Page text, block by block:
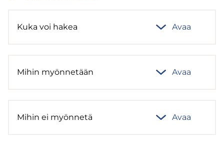
Kuka voi hakea Avaa
Mihin myön­ne­tään Avaa
Mihin ei myön­ne­tä Avaa